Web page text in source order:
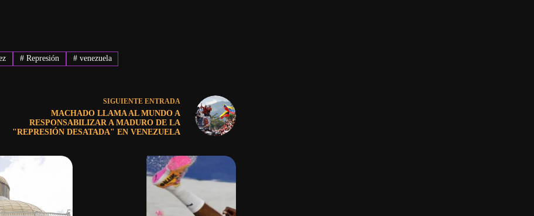
#Represión #venezuela
SIGUIENTE ENTRADA
MACHADO LLAMA AL MUNDO A
RESPONSABILIZAR A MADURO DE LA
"REPRESIÓN DESATADA" EN VENEZUELA